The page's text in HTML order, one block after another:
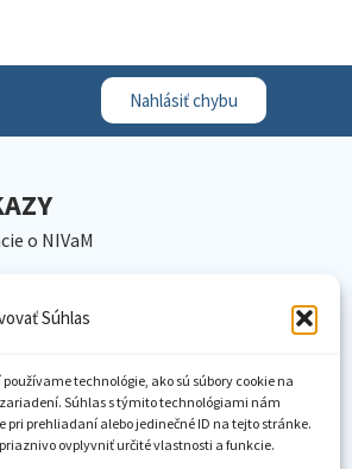
Súhlas
technológie, ako sú súbory cookie na
Súhlas s týmito technológiami nám
prehliadaní alebo jedinečné ID na tejto stránke.
ovplyvniť určité vlastnosti a funkcie.
Nahlásiť chybu
o NIVaM